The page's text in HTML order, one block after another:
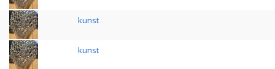
kunst
kunst